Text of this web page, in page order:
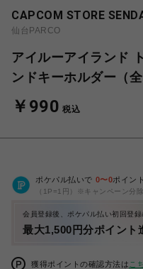
CAPCOM STORE
仙台PARCO
アイルーアイランド
ンドキーホルダー（全
￥990 税込
ポケパル払いで 0〜0ポイント
（1P=1円）※キャンペーン分除
会員登録後、ポケパル払い初回登
最大1,500円分ポイント
獲得ポイントの確認方法は こ